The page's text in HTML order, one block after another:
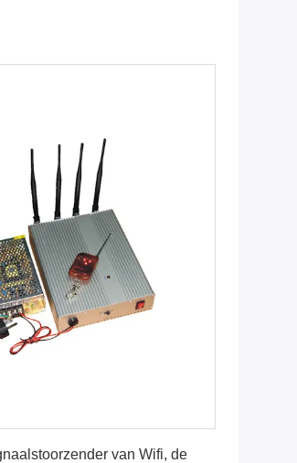
van Wifi, de